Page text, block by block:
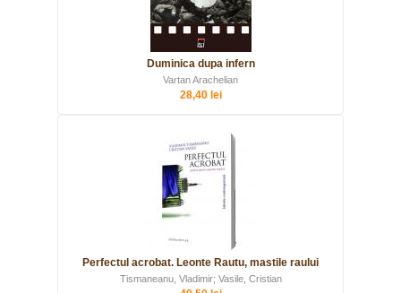
Duminica dupa infern
Vartan Arachelian
28,40 lei
Perfectul acrobat. Leonte Rautu, mastile raului
Tismaneanu, Vladimir; Vasile, Cristian